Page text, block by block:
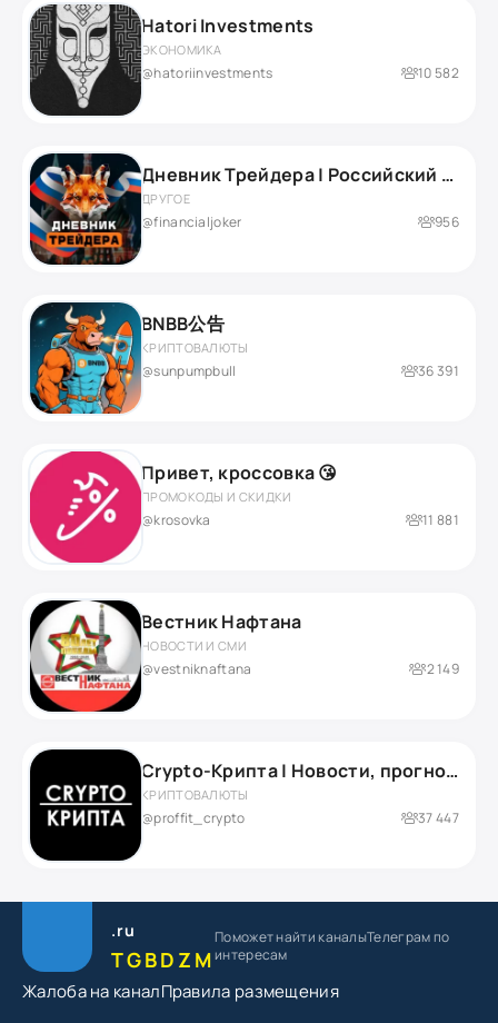
Hatori Investments
ЭКОНОМИКА
@hatoriinvestments 10 582
Дневник Трейдера | Российский рынок
ДРУГОЕ
@financialjoker 956
BNBB公告
КРИПТОВАЛЮТЫ
@sunpumpbull 36 391
Привет, кроссовка 😘
ПРОМОКОДЫ И СКИДКИ
@krosovka 11 881
Вестник Нафтана
НОВОСТИ И СМИ
@vestniknaftana 2 149
Crypto-Крипта | Новости, прогнозы и аналитика
КРИПТОВАЛЮТЫ
@proffit_crypto 37 447
.ru
TGBDZM
Поможет найти каналыТелеграм по
интересам
Жалоба на каналПравила размещения